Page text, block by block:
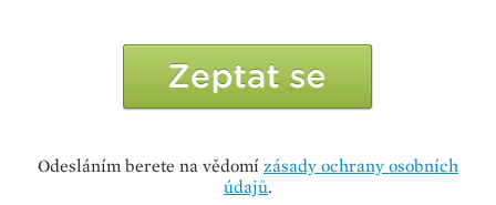
Odesláním berete na vědomí zásady ochrany osobních
údajů.